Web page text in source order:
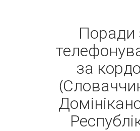
Поради
за